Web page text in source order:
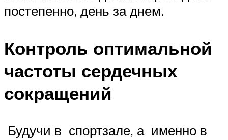
постепенно, день за днем.
Контроль оптимальной
частоты сердечных
сокращений
Будучи в спортзале, а именно в